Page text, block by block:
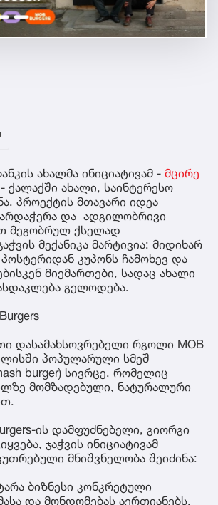
ახალმა ინიციატივამ - მცირე
- ქალაქში ახალი, საინტერესო
პროექტის მთავარი იდეა
და ადგილობრივი
მეგობრულ ქსელად
მექანიკა მარტივია: მიდიხარ
კუპონს ჩამოხევ და
მიემართები, სადაც ახალი
გელოდება.
დასამახსოვრებელი რგოლი MOB
პოპულარული სმეშ
burger) სივრცე, რომელიც
მომზადებული, ნატურალური
ის დამფუძნებელი, გიორგი
ჯაჭვის ინიციატივამ
მნიშვნელობა შეიძინა:
ბიზნესი კონკრეტული
და მონდომებას აერთიანებს.